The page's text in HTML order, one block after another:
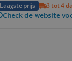
Laagste prijs 3 tot 4
Check de website